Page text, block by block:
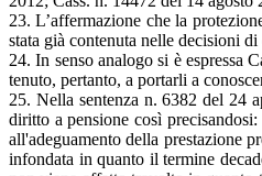
23. L’affermazione che la
stata già contenuta nelle decisioni
24. In senso analogo si è espressa
tenuto, pertanto, a portarli a
25. Nella sentenza n. 6382 del 24
diritto a pensione così
all'adeguamento della prestazione
infondata in quanto il termine